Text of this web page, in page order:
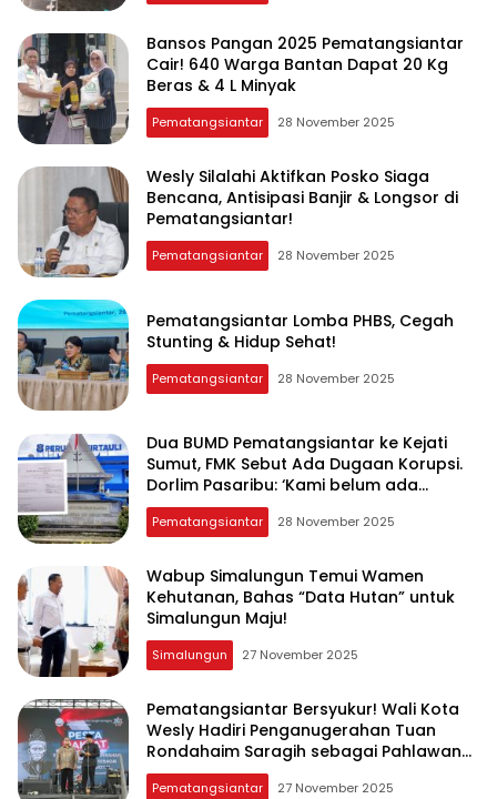
Bansos Pangan 2025 Pematangsiantar
Cair! 640 Warga Bantan Dapat 20 Kg
Beras & 4 L Minyak
Pematangsiantar 28 November 2025
Wesly Silalahi Aktifkan Posko Siaga
Bencana, Antisipasi Banjir & Longsor di
Pematangsiantar!
Pematangsiantar 28 November 2025
Pematangsiantar Lomba PHBS, Cegah
Stunting & Hidup Sehat!
Pematangsiantar 28 November 2025
Dua BUMD Pematangsiantar ke Kejati
Sumut, FMK Sebut Ada Dugaan Korupsi.
Dorlim Pasaribu: ‘Kami belum ada
menerima laporan’
Pematangsiantar 28 November 2025
Wabup Simalungun Temui Wamen
Kehutanan, Bahas “Data Hutan” untuk
Simalungun Maju!
Simalungun 27 November 2025
Pematangsiantar Bersyukur! Wali Kota
Wesly Hadiri Penganugerahan Tuan
Rondahaim Saragih sebagai Pahlawan
Nasional
Pematangsiantar 27 November 2025